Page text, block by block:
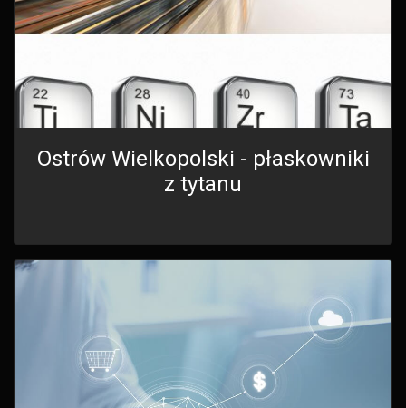
Ostrów Wielkopolski - płaskowniki
z tytanu